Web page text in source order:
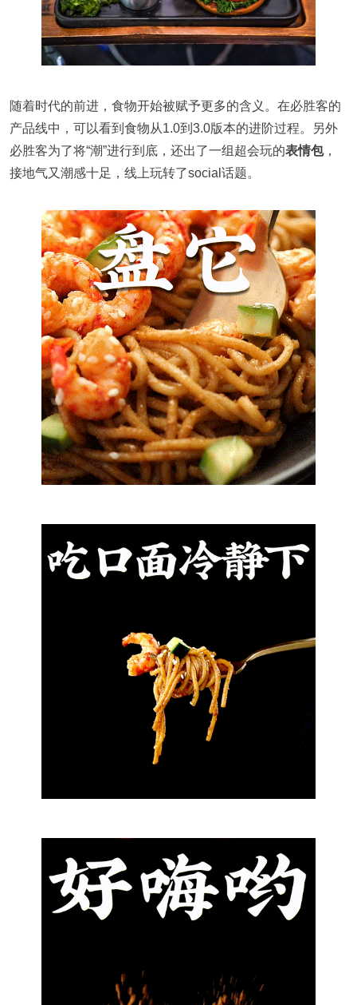
随着时代的前进，食物开始被赋予更多的含义。在必胜客的
产品线中，可以看到食物从1.0到3.0版本的进阶过程。另外
必胜客为了将“潮”进行到底，还出了一组超会玩的表情包，
接地气又潮感十足，线上玩转了social话题。